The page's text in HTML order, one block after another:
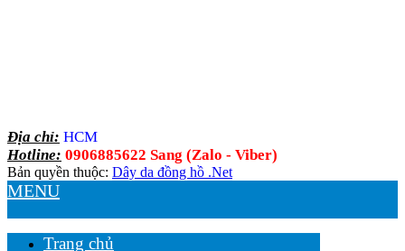
Địa chỉ: HCM
Hotline: 0906885622 Sang (Zalo - Viber)
Bản quyền thuộc: Dây da đồng hồ .Net
MENU
Trang chủ